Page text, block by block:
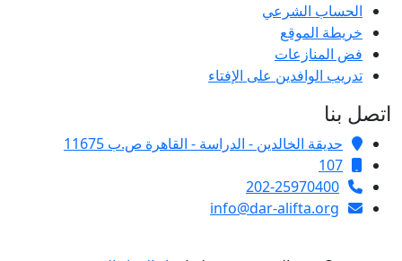
الحساب الشرعي
خريطة الموقع
فض المنازعات
تدريب الوافدين على الإفتاء
اتصل بنا
حديقة الخالدين - الدراسة - القاهرة ص.ب 11675
107
202-25970400
info@dar-alifta.org